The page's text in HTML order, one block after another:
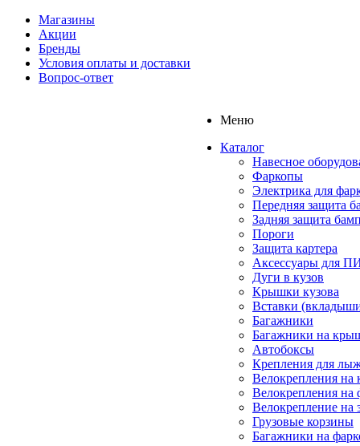
Магазины
Акции
Бренды
Условия оплаты и доставки
Вопрос-ответ
Меню
Каталог
Навесное
Фаркопы
Электрика для
Передняя защита
Задняя защита
Пороги
Защита картера
Аксессуары для
Дуги в кузов
Крышки кузова
Вставки
Багажники
Багажники на
Автобоксы
Крепления для
Велокрепления
Велокрепления на
Велокрепление на
Грузовые корзины
Багажники на